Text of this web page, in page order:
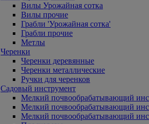
Вилы Урожайная сотка
Вилы прочие
Грабли 'Урожайная сотка'
Грабли прочие
Метлы
Черенки
Черенки деревянные
Черенки металлические
Ручки для черенков
Садовый инструмент
Мелкий почвообрабатывающий
Мелкий почвообрабатывающий
Мелкий почвообрабатывающий